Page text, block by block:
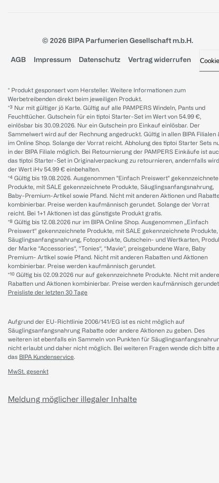
© 2026 BIPA Parfumerien Gesellschaft m.b.H.
AGB Impressum Datenschutz Vertrag widerrufen
* Produkt gesponsert vom Hersteller. Weitere Informationen zum
Werbetreibenden direkt beim jeweiligen Produkt.
*³ Nur mit gültiger jö Karte. Gültig auf alle PAMPERS Windeln, Pants und
Feuchttücher. Gutschein für ein tiptoi Starter-Set im Wert von 54.99 €,
einlösbar bis 30.09.2026. Nur ein Gutschein pro Einkauf einlösbar. Der
Sammelwert wird auf der Rechnung angedruckt. Gültig in allen BIPA Filialen
im Online Shop. Solange der Vorrat reicht. Abholung des tiptoi Starter Sets
in der BIPA Filiale möglich. Bei Retournierung der PAMPERS Einkäufe ist
das tiptoi Starter-Set in Originalverpackung zu retournieren, andernfalls wird
der Wert iHv 54.99 € einbehalten.
*⁴ Gültig bis 19.08.2026. Ausgenommen "Einfach Preiswert" gekennzeichnete
Produkte, mit SALE gekennzeichnete Produkte, Säuglingsanfangsnahrung,
Baby-Premium-Artikel sowie Pfand. Nicht mit anderen Aktionen und
kombinierbar. Preise werden kaufmännisch gerundet. Solange der Vorrat
reicht. Bei 1+1 Aktionen ist das günstigste Produkt gratis.
*⁸ Gültig bis 12.08.2026 nur im BIPA Online Shop. Ausgenommen „Einfach
Preiswert“ gekennzeichnete Produkte, mit SALE gekennzeichnete Produkte,
Säuglingsanfangsnahrung, Fotoprodukte, Gutschein- und Wertkarten,
der Marke “Accessories“, “Tonies“, “Mavie“, preisgebundene Ware, Baby
Premium- Artikel sowie Pfand. Nicht mit anderen Rabatten und Aktionen
kombinierbar. Preise werden kaufmännisch gerundet.
*¹⁰ Gültig bis 02.09.2026 nur auf gekennzeichnete Produkte. Nicht mit
Rabatten und Aktionen kombinierbar. Preise werden kaufmännisch
Preisliste der letzten 30 Tage
Aufgrund der EU-Richtlinie 2006/141/EG ist es nicht möglich auf
Säuglingsanfangsnahrung Rabatte oder andere Aktionen zu geben. Des
weiteren ist ebenfalls ein Sammeln von Punkten für
nicht erlaubt und daher nicht möglich. Bei weiteren Fragen wende dich bitte
das BIPA Kundenservice.
MwSt. gesenkt
Meldung möglicher illegaler Inhalte